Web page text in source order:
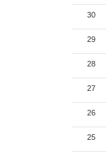
30
29
28
27
26
25